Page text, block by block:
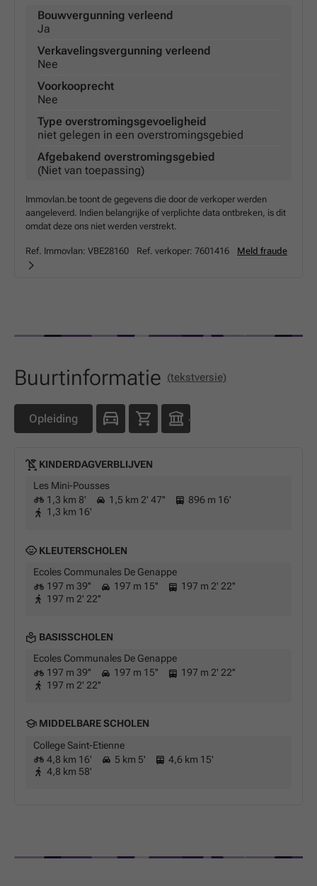
Bouwvergunning verleend
Ja
Verkavelingsvergunning verleend
Nee
Voorkooprecht
Nee
Type overstromingsgevoeligheid
niet gelegen in een overstromingsgebied
Afgebakend overstromingsgebied
(Niet van toepassing)
Immovlan.be toont de gegevens die door de verkoper werden
aangeleverd. Indien belangrijke of verplichte data ontbreken, is dit
omdat deze ons niet werden verstrekt.
Ref. Immovlan: VBE28160 Ref. verkoper: 7601416 Meld fraude
Buurtinformatie (tekstversie)
Opleiding
KINDERDAGVERBLIJVEN
Les Mini-Pousses
1,3 km 8'
1,5 km 2' 47''
896 m 16'
1,3 km 16'
KLEUTERSCHOLEN
Ecoles Communales De Genappe
197 m 39''
197 m 15''
197 m 2' 22''
197 m 2' 22''
BASISSCHOLEN
Ecoles Communales De Genappe
197 m 39''
197 m 15''
197 m 2' 22''
197 m 2' 22''
MIDDELBARE SCHOLEN
College Saint-Etienne
4,8 km 16'
5 km 5'
4,6 km 15'
4,8 km 58'